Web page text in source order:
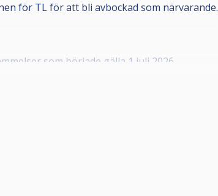
för TL för att bli avbockad som närvarande.
som började gälla 1 juli 2026.